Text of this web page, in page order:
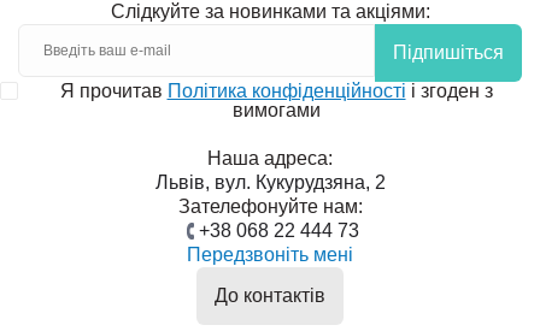
Слідкуйте за новинками та акціями:
Підпишіться
Я прочитав Політика конфіденційності і згоден з
вимогами
Наша адреса:
Львів, вул. Кукурудзяна, 2
Зателефонуйте нам:
+38 068 22 444 73
Передзвоніть мені
До контактів